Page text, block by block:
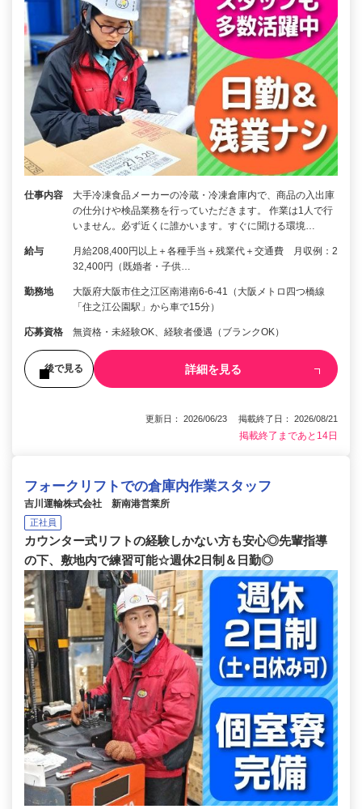
仕事内容
大手冷凍食品メーカーの冷蔵・冷凍倉庫内で、商品の入出庫
の仕分けや検品業務を行っていただきます。 作業は1人で行
いません。必ず近くに誰かいます。すぐに聞ける環境…
給与
月給208,400円以上＋各種手当＋残業代＋交通費 月収例：2
32,400円（既婚者・子供…
勤務地
大阪府大阪市住之江区南港南6-6-41（大阪メトロ四つ橋線
「住之江公園駅」から車で15分）
応募資格 無資格・未経験OK、経験者優遇（ブランクOK）
後で見る 詳細を見る
更新日： 2026/06/23 掲載終了日： 2026/08/21
掲載終了まであと14日
フォークリフトでの倉庫内作業スタッフ
吉川運輸株式会社 新南港営業所
正社員
カウンター式リフトの経験しかない方も安心◎先輩指導
の下、敷地内で練習可能☆週休2日制＆日勤◎